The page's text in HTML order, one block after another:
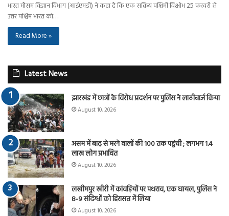
भारत मौसम विज्ञान विभाग (आईएमडी) ने कहा है कि एक सक्रिय पश्चिमी विक्षोभ 25 फरवरी से
उत्तर पश्चिम भारत को…
Read More »
Latest News
झारखंड में छात्रों के विरोध प्रदर्शन पर पुलिस ने लाठीचार्ज किया
August 10, 2026
असम में बाढ़ से मरने वालों की 100 तक पहुंची ; लगभग 1.4
लाख लोग प्रभावित
August 10, 2026
लखीमपुर खीरी में कांवड़ियों पर पथराव, एक घायल, पुलिस ने
8-9 संदिग्धों को हिरासत में लिया
August 10, 2026